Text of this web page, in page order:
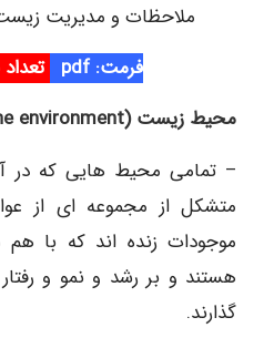
ملاحظات و مدیریت
فرمت: pdf
محیط زیست (The environment)
– تمامی محیط هایی که در
متشکل از مجموعه ای از
موجودات زنده اند که با هم
هستند و بر رشد و نمو و
گذارند.